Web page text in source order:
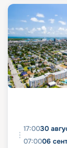
17:0030
07:0006